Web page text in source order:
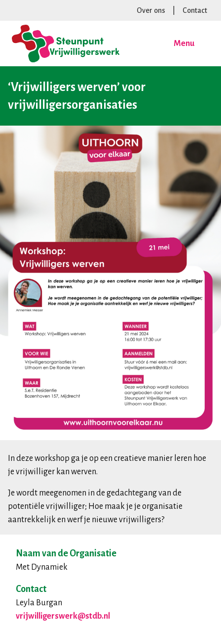
Over ons Contact
Menu
‘Vrijwilligers werven’ voor
vrijwilligersorganisaties
In deze workshop ga je op een creatieve manier leren hoe
je vrijwilliger kan werven.
Je wordt meegenomen in de gedachtegang van de
potentiële vrijwilliger; Hoe maak je je organisatie
aantrekkelijk en werf je nieuwe vrijwilligers?
Naam van de Organisatie
Met Dynamiek
Contact
Leyla Burgan
vrijwilligerswerk@stdb.nl